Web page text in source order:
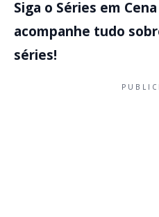
Siga o Séries em
acompanhe tudo
séries!